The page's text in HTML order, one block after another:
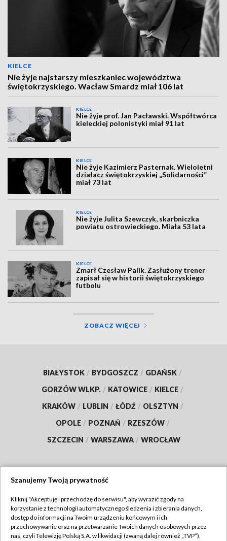
KIELCE
Nie żyje najstarszy mieszkaniec województwa
świętokrzyskiego. Wacław Smardz miał 106 lat
KIELCE
Nie żyje prof. Jan Pacławski. Współtwórca
kieleckiej polonistyki miał 91 lat
KIELCE
Nie żyje Kazimierz Pasternak. Wieloletni
działacz świętokrzyskiej „Solidarności”
miał 73 lat
KIELCE
Nie żyje Julita Szewczyk, skarbniczka
powiatu ostrowieckiego. Miała 53 lata
KIELCE
Zmarł Czesław Palik. Zasłużony trener
zapisał się w historii świętokrzyskiego
futbolu
ZOBACZ WIĘCEJ
BIAŁYSTOK / BYDGOSZCZ / GDAŃSK /
GORZÓW WLKP. / KATOWICE / KIELCE /
KRAKÓW / LUBLIN / ŁÓDŹ / OLSZTYN /
OPOLE / POZNAŃ / RZESZÓW /
SZCZECIN / WARSZAWA / WROCŁAW
TVP
Abonament TVP
Regulamin TVP
Szanujemy Twoją prywatność
Kliknij "Akceptuję i przechodzę do serwisu", aby wyrazić zgody na
korzystanie z technologii automatycznego śledzenia i zbierania danych,
dostęp do informacji na Twoim urządzeniu końcowym i ich
przechowywanie oraz na przetwarzanie Twoich danych osobowych przez
nas, czyli Telewizję Polską S.A. w likwidacji (zwaną dalej również „TVP”),